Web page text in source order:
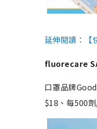
延伸閱讀：【
fluorecare
口罩品牌
$18、每500